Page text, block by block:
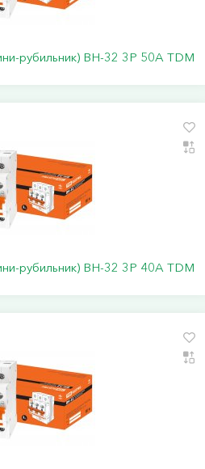
рубильник) ВН-32 3P 50A TDM
рубильник) ВН-32 3P 40A TDM